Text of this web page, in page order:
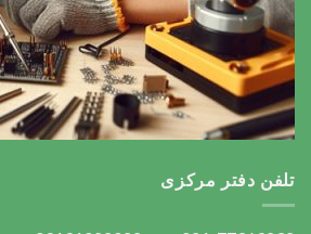
تلفن دفتر مرکزی